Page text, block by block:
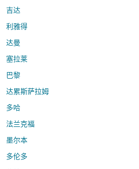
吉达
利雅得
达曼
塞拉莱
巴黎
达累斯萨拉姆
多哈
法兰克福
墨尔本
多伦多